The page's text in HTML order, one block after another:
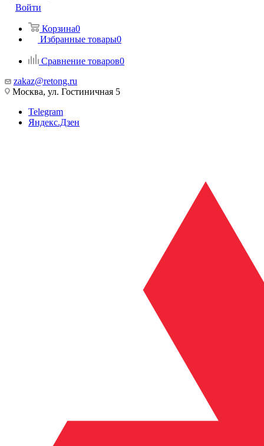
Войти
Корзина0
Избранные товары0
Сравнение товаров0
zakaz@retong.ru
Москва, ул. Гостиничная 5
Telegram
Яндекс.Дзен